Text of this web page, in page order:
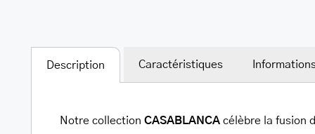
content/themes/Avada/includes/lib/inc/
300
Description Caractéristiques
Notre collection CASABLANCA célèbre la fusion